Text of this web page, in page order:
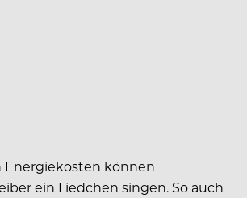
Energiekosten können
ein Liedchen singen. So auch